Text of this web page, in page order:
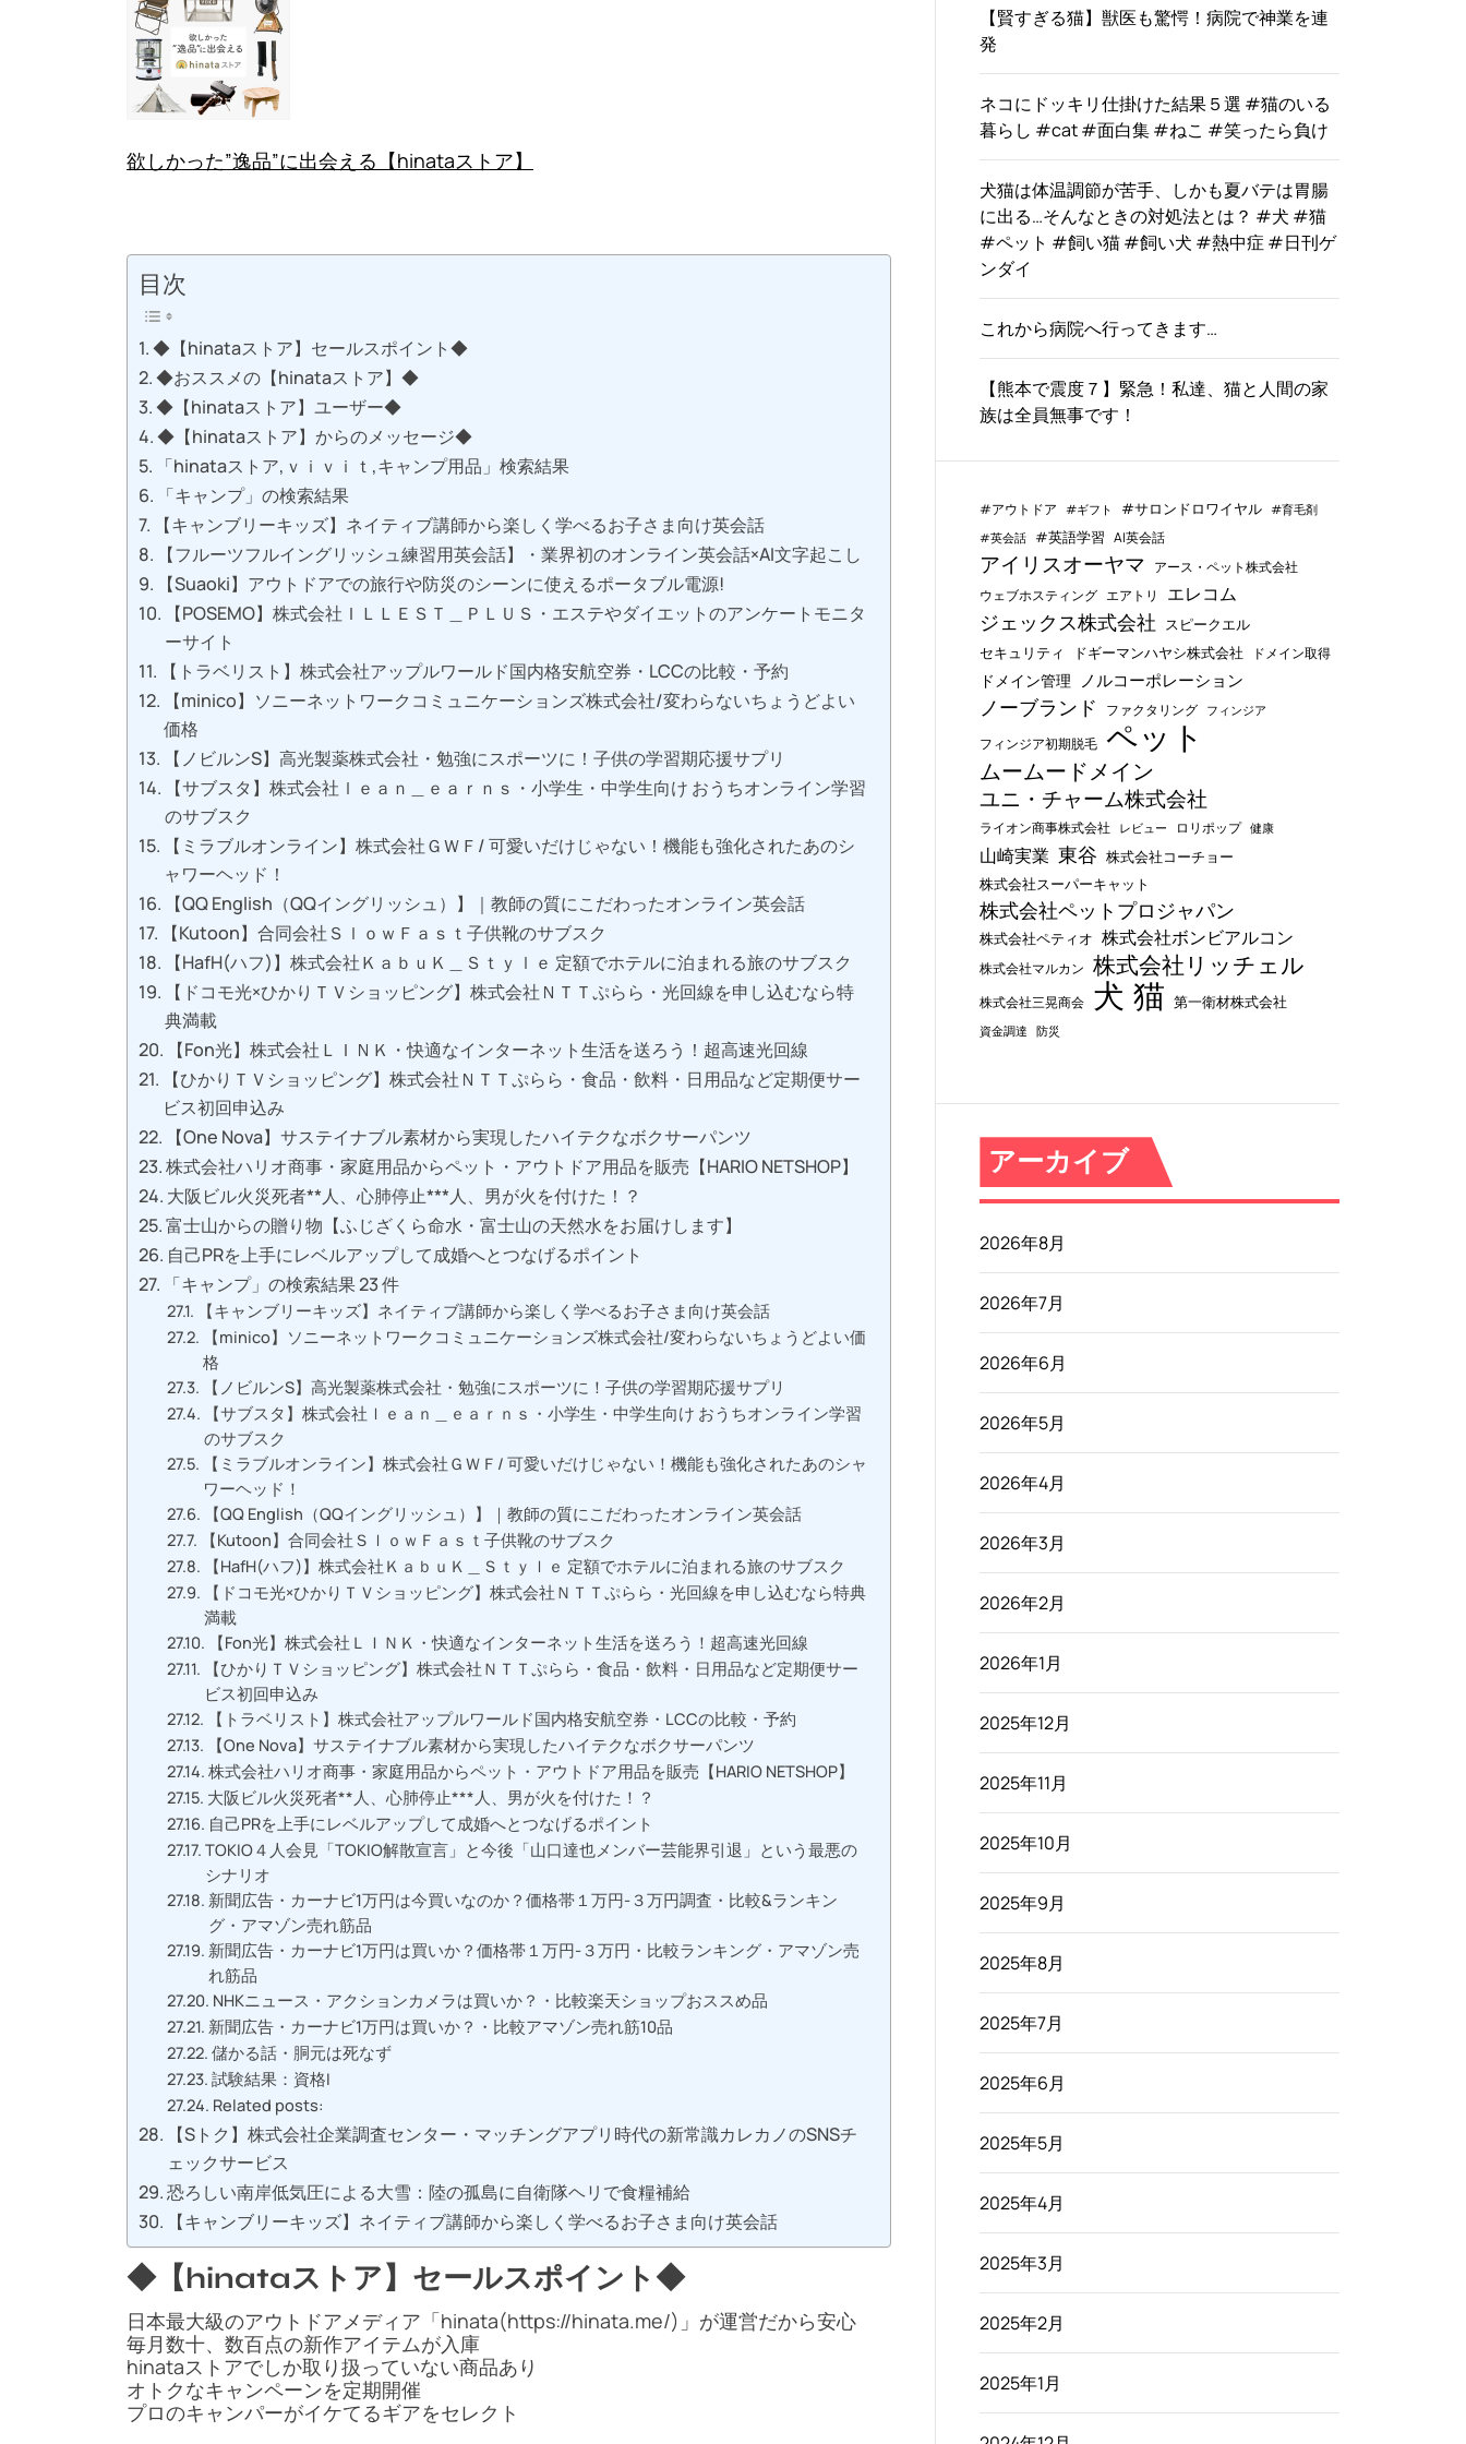
欲しかった”逸品”に出会える【hinataストア】
目次
◆【hinataストア】セールスポイント◆
◆おススメの【hinataストア】◆
◆【hinataストア】ユーザー◆
◆【hinataストア】からのメッセージ◆
「hinataストア,ｖｉｖｉｔ,キャンプ用品」検索結果
「キャンプ」の検索結果
【キャンブリーキッズ】ネイティブ講師から楽しく学べるお子さま向け英会話
【フルーツフルイングリッシュ練習用英会話】・業界初のオンライン英会話×AI文字起こし
【Suaoki】アウトドアでの旅行や防災のシーンに使えるポータブル電源!
【POSEMO】株式会社ＩＬＬＥＳＴ＿ＰＬＵＳ・エステやダイエットのアンケートモニタ
ーサイト
【トラベリスト】株式会社アップルワールド国内格安航空券・LCCの比較・予約
【minico】ソニーネットワークコミュニケーションズ株式会社/変わらないちょうどよい
価格
【ノビルンS】高光製薬株式会社・勉強にスポーツに！子供の学習期応援サプリ
【サブスタ】株式会社ｌｅａｎ＿ｅａｒｎｓ・小学生・中学生向け おうちオンライン学習
のサブスク
【ミラブルオンライン】株式会社ＧＷＦ/ 可愛いだけじゃない！機能も強化されたあのシ
ャワーヘッド！
【QQ English（QQイングリッシュ）】｜教師の質にこだわったオンライン英会話
【Kutoon】合同会社ＳｌｏｗＦａｓｔ子供靴のサブスク
【HafH(ハフ)】株式会社ＫａｂｕＫ＿Ｓｔｙｌｅ 定額でホテルに泊まれる旅のサブスク
【ドコモ光×ひかりＴＶショッピング】株式会社ＮＴＴぷらら・光回線を申し込むなら特
典満載
【Fon光】株式会社ＬＩＮＫ・快適なインターネット生活を送ろう！超高速光回線
【ひかりＴＶショッピング】株式会社ＮＴＴぷらら・食品・飲料・日用品など定期便サー
ビス初回申込み
【One Nova】サステイナブル素材から実現したハイテクなボクサーパンツ
株式会社ハリオ商事・家庭用品からペット・アウトドア用品を販売【HARIO NETSHOP】
大阪ビル火災死者**人、心肺停止***人、男が火を付けた！？
富士山からの贈り物【ふじざくら命水・富士山の天然水をお届けします】
自己PRを上手にレベルアップして成婚へとつなげるポイント
「キャンプ」の検索結果 23 件
【キャンブリーキッズ】ネイティブ講師から楽しく学べるお子さま向け英会話
【minico】ソニーネットワークコミュニケーションズ株式会社/変わらないちょうどよい価
格
【ノビルンS】高光製薬株式会社・勉強にスポーツに！子供の学習期応援サプリ
【サブスタ】株式会社ｌｅａｎ＿ｅａｒｎｓ・小学生・中学生向け おうちオンライン学習
のサブスク
【ミラブルオンライン】株式会社ＧＷＦ/ 可愛いだけじゃない！機能も強化されたあのシャ
ワーヘッド！
【QQ English（QQイングリッシュ）】｜教師の質にこだわったオンライン英会話
【Kutoon】合同会社ＳｌｏｗＦａｓｔ子供靴のサブスク
【HafH(ハフ)】株式会社ＫａｂｕＫ＿Ｓｔｙｌｅ 定額でホテルに泊まれる旅のサブスク
【ドコモ光×ひかりＴＶショッピング】株式会社ＮＴＴぷらら・光回線を申し込むなら特典
満載
【Fon光】株式会社ＬＩＮＫ・快適なインターネット生活を送ろう！超高速光回線
【ひかりＴＶショッピング】株式会社ＮＴＴぷらら・食品・飲料・日用品など定期便サー
ビス初回申込み
【トラベリスト】株式会社アップルワールド国内格安航空券・LCCの比較・予約
【One Nova】サステイナブル素材から実現したハイテクなボクサーパンツ
株式会社ハリオ商事・家庭用品からペット・アウトドア用品を販売【HARIO NETSHOP】
大阪ビル火災死者**人、心肺停止***人、男が火を付けた！？
自己PRを上手にレベルアップして成婚へとつなげるポイント
TOKIO４人会見「TOKIO解散宣言」と今後「山口達也メンバー芸能界引退」という最悪の
シナリオ
新聞広告・カーナビ1万円は今買いなのか？価格帯１万円-３万円調査・比較&ランキン
グ・アマゾン売れ筋品
新聞広告・カーナビ1万円は買いか？価格帯１万円-３万円・比較ランキング・アマゾン売
れ筋品
NHKニュース・アクションカメラは買いか？・比較楽天ショップおススめ品
新聞広告・カーナビ1万円は買いか？・比較アマゾン売れ筋10品
儲かる話・胴元は死なず
試験結果：資格I
Related posts:
【Sトク】株式会社企業調査センター・マッチングアプリ時代の新常識カレカノのSNSチ
ェックサービス
恐ろしい南岸低気圧による大雪：陸の孤島に自衛隊ヘリで食糧補給
【キャンブリーキッズ】ネイティブ講師から楽しく学べるお子さま向け英会話
◆【hinataストア】セールスポイント◆
日本最大級のアウトドアメディア「hinata(https://hinata.me/)」が運営だから安心
毎月数十、数百点の新作アイテムが入庫
hinataストアでしか取り扱っていない商品あり
オトクなキャンペーンを定期開催
プロのキャンパーがイケてるギアをセレクト
【賢すぎる猫】獣医も驚愕！病院で神業を連
発
ネコにドッキリ仕掛けた結果５選 #猫のいる
暮らし #cat #面白集 #ねこ #笑ったら負け
犬猫は体温調節が苦手、しかも夏バテは胃腸
に出る…そんなときの対処法とは？ #犬 #猫
#ペット #飼い猫 #飼い犬 #熱中症 #日刊ゲ
ンダイ
これから病院へ行ってきます…
【熊本で震度７】緊急！私達、猫と人間の家
族は全員無事です！
#アウトドア #ギフト #サロンドロワイヤル #育毛剤
#英会話 #英語学習 AI英会話
アイリスオーヤマ アース・ペット株式会社
ウェブホスティング エアトリ エレコム
ジェックス株式会社 スピークエル
セキュリティ ドギーマンハヤシ株式会社 ドメイン取得
ドメイン管理 ノルコーポレーション
ノーブランド ファクタリング フィンジア
フィンジア初期脱毛 ペット
ムームードメイン
ユニ・チャーム株式会社
ライオン商事株式会社 レビュー ロリポップ 健康
山崎実業 東谷 株式会社コーチョー
株式会社スーパーキャット
株式会社ペットプロジャパン
株式会社ペティオ 株式会社ボンビアルコン
株式会社マルカン 株式会社リッチェル
株式会社三晃商会 犬 猫 第一衛材株式会社
資金調達 防災
アーカイブ
2026年8月
2026年7月
2026年6月
2026年5月
2026年4月
2026年3月
2026年2月
2026年1月
2025年12月
2025年11月
2025年10月
2025年9月
2025年8月
2025年7月
2025年6月
2025年5月
2025年4月
2025年3月
2025年2月
2025年1月